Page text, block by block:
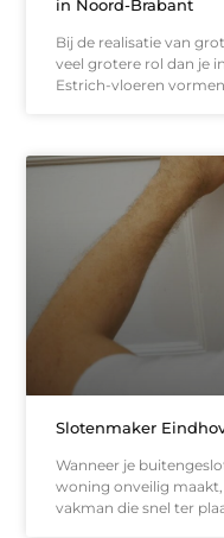
in Noord-Brabant
Bij de realisatie van
veel grotere rol dan je
Estrich-vloeren
Slotenmaker
Wanneer je
woning onveilig
vakman die snel ter